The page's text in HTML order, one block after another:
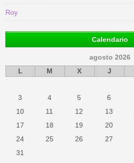
Roy
Calendario
agosto 2026
L
M X J
3
4 5 6
10
11 12 13
17
18 19 20
24
25 26 27
31